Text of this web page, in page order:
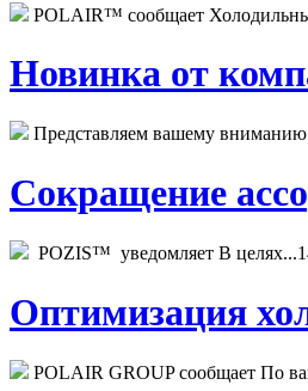
POLAIR™ сообщает
Новинка от
Представляем вашему
Сокращение
POZIS™ уведомляет В целях...
Оптимизация
POLAIR GROUP сообщает По